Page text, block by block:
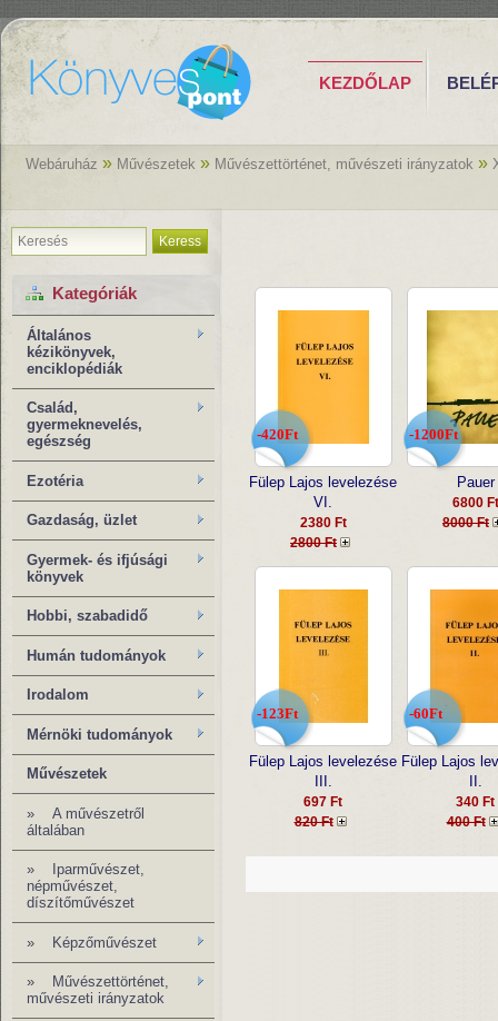
KEZDŐLAP
Webáruház » Művészetek » Művészettörténet, művészeti irányzatok »
Keress
Kategóriák
Általános
kézikönyvek,
enciklopédiák
Család,
gyermeknevelés,
egészség
Ezotéria
Gazdaság, üzlet
Gyermek- és ifjúsági
könyvek
Hobbi, szabadidő
Humán tudományok
Irodalom
Mérnöki tudományok
Művészetek
» A művészetről
általában
»
Iparművészet,
népművészet,
díszítőművészet
» Képzőművészet
» Művészettörténet,
művészeti irányzatok
-420Ft
Fülep Lajos levelezése
VI.
2380 Ft
2800 Ft
-1200Ft
Pauer
6800 Ft
8000 Ft
-123Ft
Fülep Lajos levelezése
III.
697 Ft
820 Ft
-60Ft
Fülep Lajos
II.
340 Ft
400 Ft